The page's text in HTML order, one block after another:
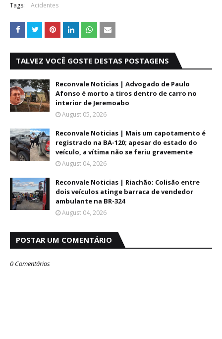
Tags: Acidentes
TALVEZ VOCÊ GOSTE DESTAS POSTAGENS
Reconvale Noticias | Advogado de Paulo
Afonso é morto a tiros dentro de carro no
interior de Jeremoabo
August 05, 2026
Reconvale Noticias | Mais um capotamento é
registrado na BA-120; apesar do estado do
veículo, a vítima não se feriu gravemente
August 04, 2026
Reconvale Noticias | Riachão: Colisão entre
dois veículos atinge barraca de vendedor
ambulante na BR-324
August 04, 2026
POSTAR UM COMENTÁRIO
0 Comentários